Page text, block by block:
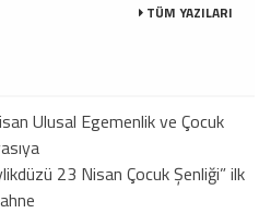
TÜM YAZILARI
Ulusal Egemenlik ve Çocuk
23 Nisan Çocuk Şenliği” ilk